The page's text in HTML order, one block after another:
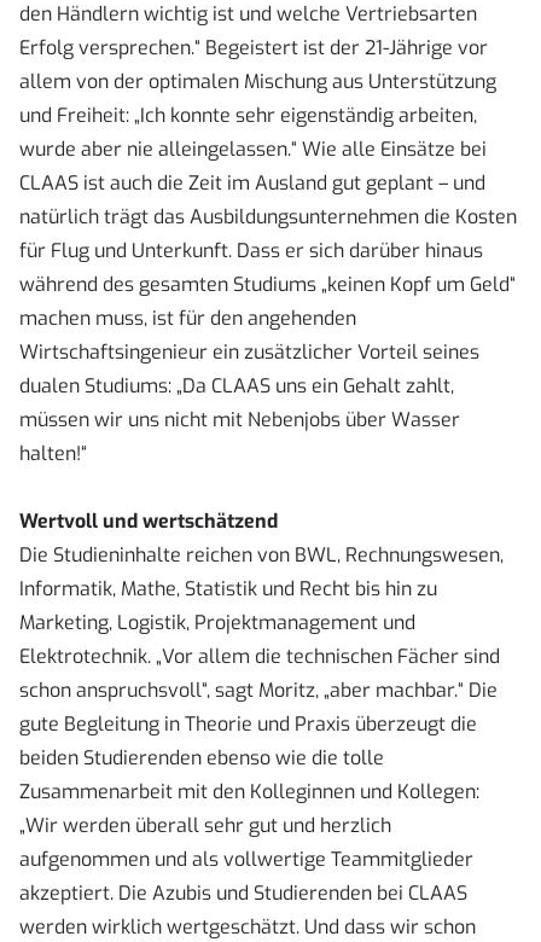
den Händlern wichtig ist und welche Vertriebsarten
Erfolg versprechen.“ Begeistert ist der 21-Jährige vor
allem von der optimalen Mischung aus Unterstützung
und Freiheit: „Ich konnte sehr eigenständig arbeiten,
wurde aber nie allein­gelassen.“ Wie alle Einsätze bei
CLAAS ist auch die Zeit im Ausland gut geplant – und
natürlich trägt das Ausbildungsunternehmen die Kosten
für Flug und Unterkunft. Dass er sich darüber hinaus
während des gesamten Studiums „keinen Kopf um Geld“
machen muss, ist für den angehenden
Wirtschaftsingenieur ein zusätzlicher Vorteil seines
dualen Studiums: „Da CLAAS uns ein Gehalt zahlt,
müssen wir uns nicht mit Nebenjobs über Wasser
halten!“
Wertvoll und wertschätzend
Die Studieninhalte reichen von BWL, Rechnungswesen,
Informatik, Mathe, Statistik und Recht bis hin zu
Marketing, Logistik, Projektmanagement und
Elektrotechnik. „Vor allem die technischen Fächer sind
schon anspruchsvoll“, sagt Moritz, „aber machbar.“ Die
gute Begleitung in Theorie und Praxis überzeugt die
beiden Studierenden ebenso wie die tolle
Zusammenarbeit mit den Kolleginnen und Kollegen:
„Wir werden überall sehr gut und herzlich
aufgenommen und als vollwertige Teammitglieder
akzeptiert. Die Azubis und Studierenden bei CLAAS
werden wirklich wertgeschätzt. Und dass wir schon